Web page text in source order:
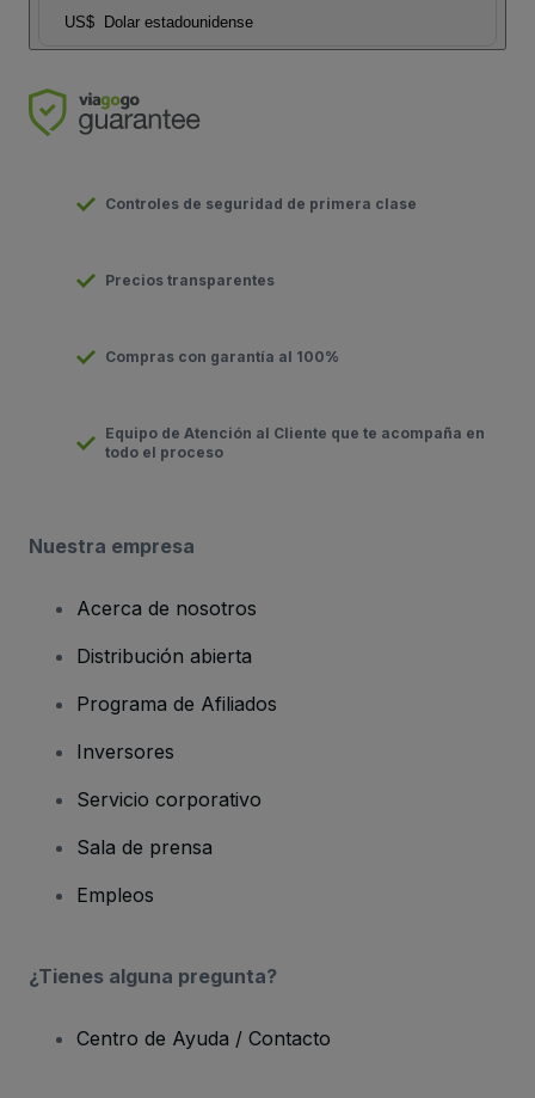
US$ Dolar estadounidense
Controles de seguridad de primera clase
Precios transparentes
Compras con garantía al 100%
Equipo de Atención al Cliente que te acompaña en
todo el proceso
Nuestra empresa
Acerca de nosotros
Distribución abierta
Programa de Afiliados
Inversores
Servicio corporativo
Sala de prensa
Empleos
¿Tienes alguna pregunta?
Centro de Ayuda / Contacto